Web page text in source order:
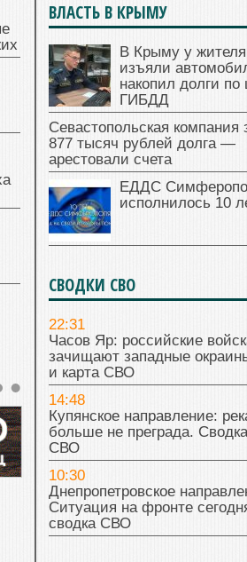
ВЛАСТЬ В КРЫМУ
В Крыму у
изъяли
накопил долги
ГИБДД
Севастопольская компания
877 тысяч рублей долга —
арестовали счета
ЕДДС
исполнилось 10
СВОДКИ СВО
22:31
Часов Яр: российские
зачищают западные
и карта СВО
14:48
Купянское направление:
больше не преграда.
СВО
10:30
Днепропетровское
Ситуация на фронте
сводка СВО